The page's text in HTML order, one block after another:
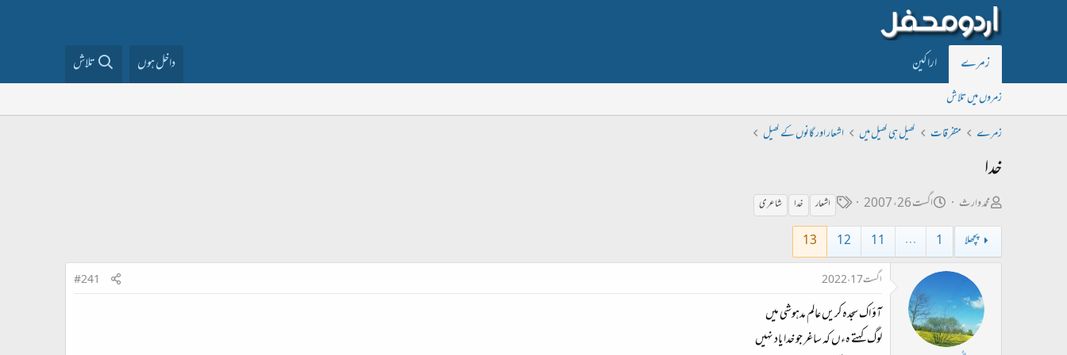
زمرے اراکین داخل ہوں تلاش
زمروں میں تلاش
زمرے
متفرقات کھیل ہی کھیل میں اشعار اور گانوں کے کھیل
خدا
ص
ا
ح
محمد وارث
ت
ا
ی
خ
ا
ب
اگست 26، 2007
ی
اشعار خدا شاعری
پچھلا 1
…
11
12
13
اگست 17، 2022 #241
آؤ اک سجدہ کریں عالم مدہوشی میں
لوگ کہتے ہءں کہ ساغر جو خدا یاد نہیں